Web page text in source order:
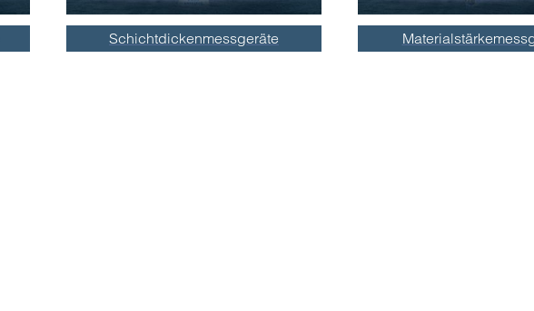
Schichtdickenmessgeräte